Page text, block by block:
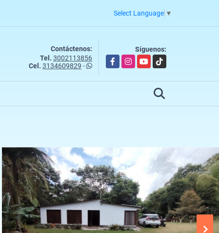
Select Language ▼
Contáctenos:
Tel. 3002113856
Cel. 3134609829 -
Síguenos:
FacebookInstagramYouTubeTikTok